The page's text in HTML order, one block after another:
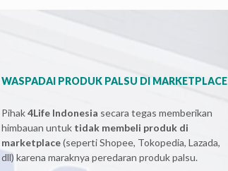
WASPADAI PRODUK PALSU DI MARKETPLACE
Pihak4Life Indonesia secara tegas memberikan
himbauan untuk tidak membeli produk di
marketplace(seperti Shopee, Tokopedia, Lazada,
dll) karena maraknya peredaran produk palsu.